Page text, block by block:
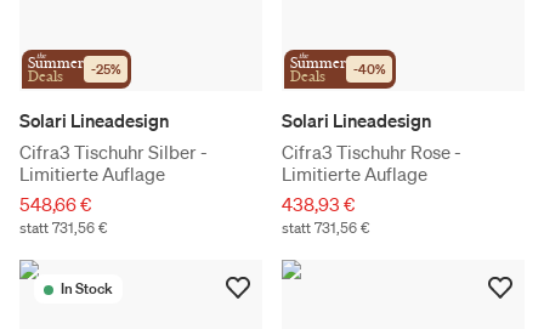
the
Summer
Deals -25%
Solari Lineadesign
Cifra3 Tischuhr Silber -
Limitierte Auflage
548,66 €
statt 731,56 €
the
Summer
Deals -40%
Solari Lineadesign
Cifra3 Tischuhr Rose -
Limitierte Auflage
438,93 €
statt 731,56 €
In Stock